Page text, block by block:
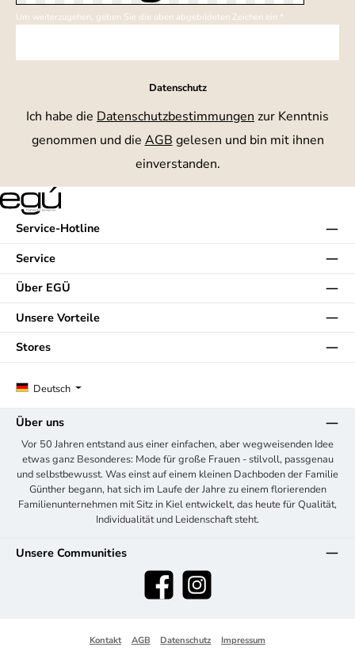
Um weiterzugehen, geben Sie die oben abgebildeten Zeichen ein *
Datenschutz
Ich habe die Datenschutzbestimmungen zur Kenntnis
genommen und die AGB gelesen und bin mit ihnen
einverstanden.
Service-Hotline
Service
Über EGÜ
Unsere Vorteile
Deutsch
Stores
Über uns
Vor 50 Jahren entstand aus einer einfachen, aber wegweisenden Idee
etwas ganz Besonderes: Mode für große Frauen - stilvoll, passgenau
und selbstbewusst. Was einst auf einem kleinen Dachboden der Familie
Günther begann, hat sich im Laufe der Jahre zu einem florierenden
Familienunternehmen mit Sitz in Kiel entwickelt, das heute für Qualität,
Individualität und Leidenschaft steht.
Unsere Communities
Facebook Instagram
Kontakt AGB Datenschutz Impressum